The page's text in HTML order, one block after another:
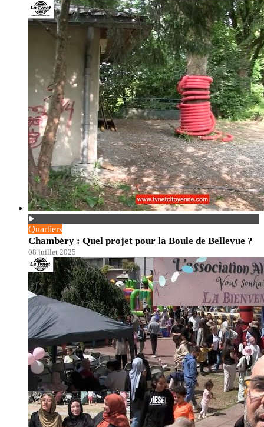
Quartiers
Chambéry : Quel projet pour la Boule de Bellevue ?
08 juillet 2025